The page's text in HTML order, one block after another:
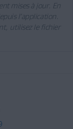
mises à jour. En
l’application.
utilisez le fichier